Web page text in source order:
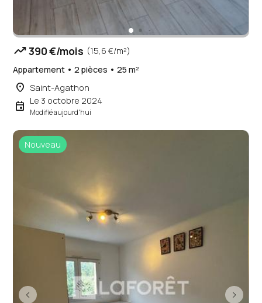
trending_up390 €/mois (15,6 €/m²)
Appartement • 2 pièces • 25 m²
place Saint-Agathon
event Le 3 octobre 2024
Modifié aujourd'hui
Nouveau